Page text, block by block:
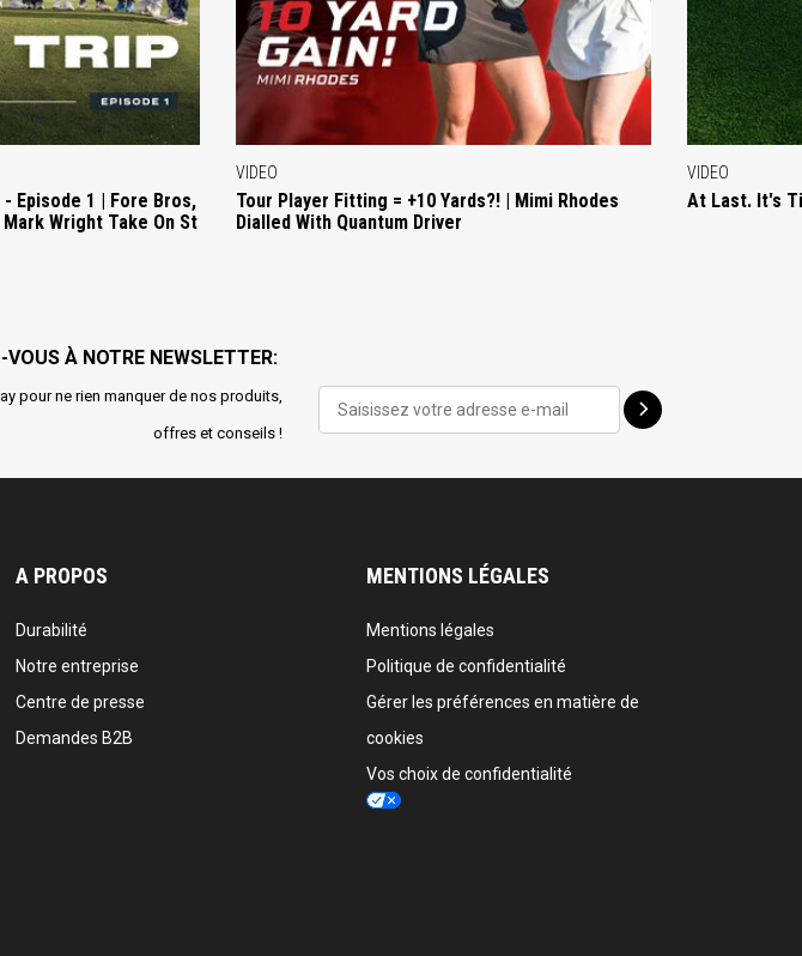
Episode 1 | Fore Bros,
Wright Take On St
VIDEO
Tour Player Fitting = +10 Yards?! | Mimi Rhodes
Dialled With Quantum Driver
VIDEO
At Last. It's
VOUS À NOTRE NEWSLETTER:
pour ne rien manquer de nos produits,
offres et conseils !
A PROPOS
Durabilité
Notre entreprise
Centre de presse
Demandes B2B
MENTIONS LÉGALES
Mentions légales
Politique de confidentialité
Gérer les préférences en matière de
cookies
Vos choix de confidentialité